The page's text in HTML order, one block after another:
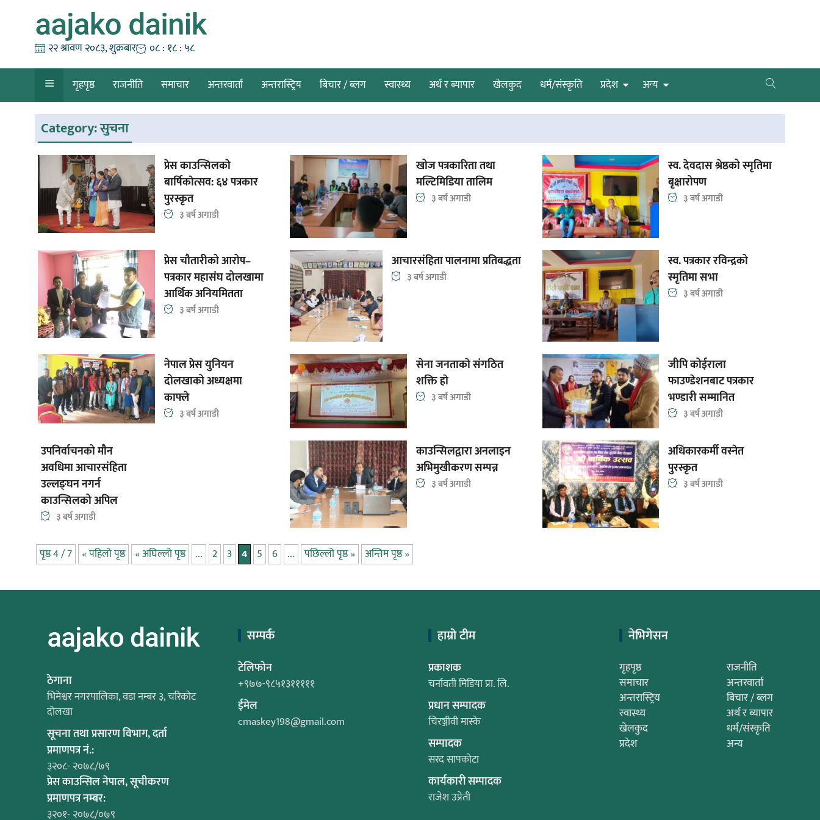
२२ श्रावण २०८३, शुक्रबार ०८ : १८ : ५८
गृहपृष्ठ राजनीति समाचार अन्तरवार्ता अन्तरास्ट्रिय बिचार / ब्लग स्वास्थ्य अर्थ र ब्यापार खेलकुद धर्म/संस्कृति प्रदेश अन्य
Category:सुचना
प्रेस काउन्सिलकाे
बार्षिकाेत्सव: ६४ पत्रकार
पुरस्कृत
३ बर्ष अगाडी
खोज पत्रकारिता तथा
मल्टिमिडिया तालिम
३ बर्ष अगाडी
स्व. देवदास श्रेष्ठको स्मृतिमा
बृक्षारोपण
३ बर्ष अगाडी
प्रेस चौतारीको आरोप–
पत्रकार महासंघ दोलखामा
आर्थिक अनियमितता
३ बर्ष अगाडी
आचारसंहिता पालनामा प्रतिबद्धता
३ बर्ष अगाडी
स्व. पत्रकार रविन्द्रको
स्मृतिमा सभा
३ बर्ष अगाडी
नेपाल प्रेस युनियन
दोलखाको अध्यक्षमा
काफ्ले
३ बर्ष अगाडी
सेना जनताकाे संगठित
शक्ति हाे
३ बर्ष अगाडी
जीपि कोईराला
फाउण्डेशनबाट पत्रकार
भण्डारी सम्मानित
३ बर्ष अगाडी
उपनिर्वाचनको मौन
अवधिमा आचारसंहिता
उल्लङ्घन नगर्न
काउन्सिलको अपिल
३ बर्ष अगाडी
काउन्सिलद्वारा अनलाइन
अभिमुखीकरण सम्पन्न
३ बर्ष अगाडी
अधिकारकर्मी वस्नेत
पुरस्कृत
३ बर्ष अगाडी
पृष्ठ 4 / 7 « पहिलो पृष्ठ « अघिल्लो पृष्ठ ... 2 3 4 5 6 ... पछिल्लो पृष्ठ » अन्तिम पृष्ठ »
ठेगाना
भिमेश्वर नगरपालिका, वडा नम्बर ३, चरिकोट
दोलखा
सूचना तथा प्रसारण विभाग, दर्ता
प्रमाणपत्र नं.:
३२०८- २०७८/७९
प्रेस काउन्सिल नेपाल, सूचीकरण
प्रमाणपत्र नम्बर:
३२०१- २०७८/०७९
सम्पर्क
टेलिफोन
+९७७-९८५१३१११११
ईमेल
cmaskey198@gmail.com
हाम्रो टीम
प्रकाशक
चर्नावती मिडिया प्रा. लि.
प्रधान सम्पादक
चिरञ्जीवी मास्के
सम्पादक
सरद सापकोटा
कार्यकारी सम्पादक
राजेश उप्रेती
नेभिगेसन
गृहपृष्ठ
राजनीति
समाचार
अन्तरवार्ता
अन्तरास्ट्रिय
बिचार / ब्लग
स्वास्थ्य
अर्थ र ब्यापार
खेलकुद
धर्म/संस्कृति
प्रदेश
अन्य